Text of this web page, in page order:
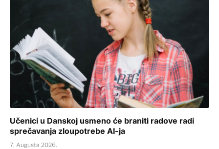
Učenici u Danskoj usmeno će braniti radove radi
sprečavanja zloupotrebe AI-ja
7. Augusta 2026.